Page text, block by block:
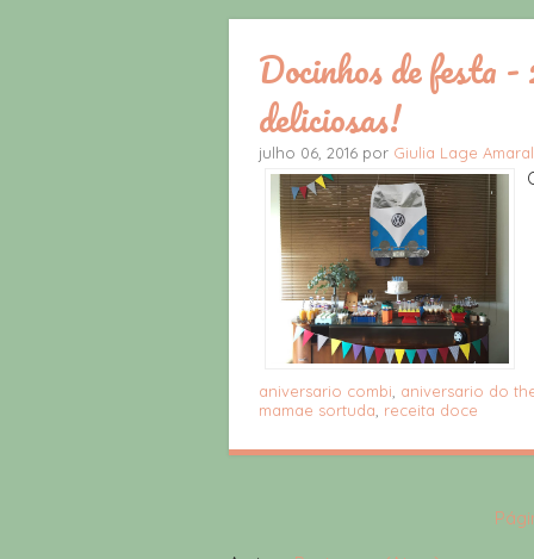
Docinhos de festa
deliciosas!
julho 06, 2016 por Giulia Lage Amaral
aniversario combi aniversario do
mamae sortuda receita doce